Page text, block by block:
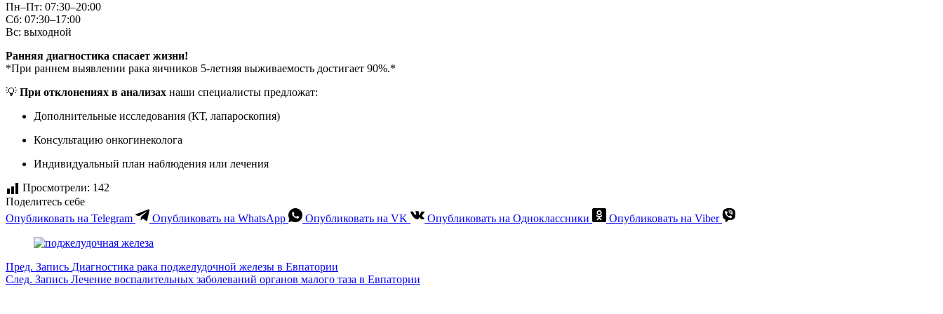
Пн–Пт: 07:30–20:00
Сб: 07:30–17:00
Вс: выходной
Ранняя диагностика спасает жизни!
*При раннем выявлении рака яичников 5-летняя выживаемость достигает 90%.*
💡 При отклонениях в анализах наши специалисты предложат:
Дополнительные исследования (КТ, лапароскопия)
Консультацию онкогинеколога
Индивидуальный план наблюдения или лечения
Просмотрели: 142
Поделитесь себе
Опубликовать на Telegram
Опубликовать на WhatsApp Опубликовать на VK Опубликовать на Одноклассники Опубликовать на Viber
Пред. Запись Диагностика рака поджелудочной железы в Евпатории
След. Запись Лечение воспалительных заболеваний органов малого таза в Евпатории